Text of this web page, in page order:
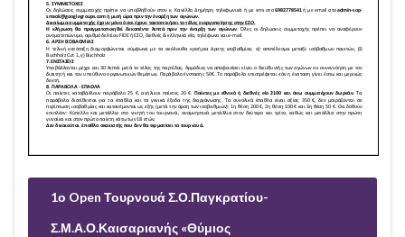
1ο Open Τουρνουά Σ.Ο.Παγκρατίου-
Σ.Μ.Α.Ο.Καισαριανής «Θύμιος